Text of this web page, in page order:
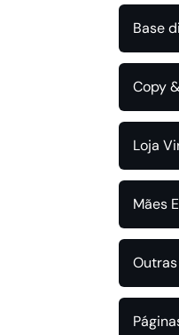
Base
Copy
Loja
Mães
Outras